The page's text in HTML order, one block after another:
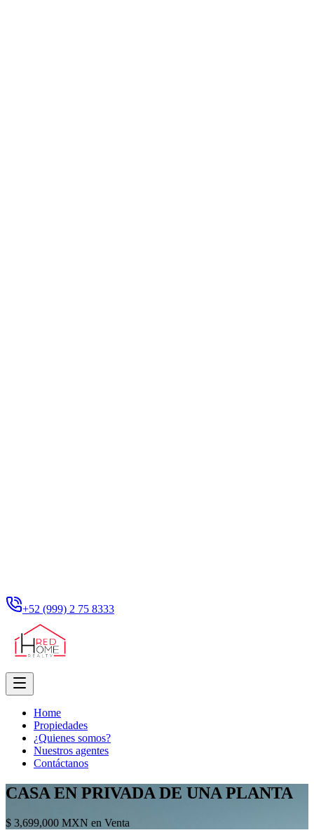
+52 (999) 2 75 8333
Home
Propiedades
¿Quienes somos?
Nuestros agentes
Contáctanos
CASA EN PRIVADA DE UNA PLANTA
$ 3,699,000 MXN en Venta